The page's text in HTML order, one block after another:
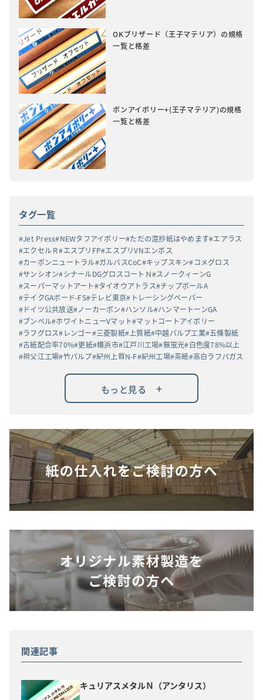
OKブリザード（王子マテリア）の規格
一覧と格差
ボンアイボリー+(王子マテリア)の規格
一覧と格差
タグ一覧
Jet Press NEWタフアイボリー ただの混抄紙はやめます エアラス
エクセルＲ エスプリFP エスプリVNエンボス
カーボンニュートラル ガルバスCoC キップスキン コメグロス
サンシオン シナールDGグロスコートＮ
スノークィーンG
スーパーマットアート タイオウアトラス チップボールA
テイクGAボード-FS テレビ東京
トレーシングペーパー
ドイツ公共放送 ノーカーボン ハンソル ハンマートーンGA
ブンペル ホワイトニューVマット マットコートアイボリー
ラフグロス レンゴー 三菱製紙 上質紙 中越パルプ工業 五條製紙
古紙配合率70% 更紙 横浜市 江戸川工場 無蛍光 白色度78%以上
祖父江工場 竹パルプ 紀州上質N-F 紀州工場 茶紙 高白ラフバガス
もっと見る +
関連記事
キュリアスメタルＮ（アンタリス）